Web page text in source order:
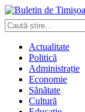
Actualitate
Politică
Administrație
Economie
Sănătate
Cultură